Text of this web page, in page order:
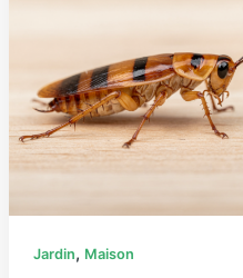
Jardin, Maison
ne
plus
les
confondre